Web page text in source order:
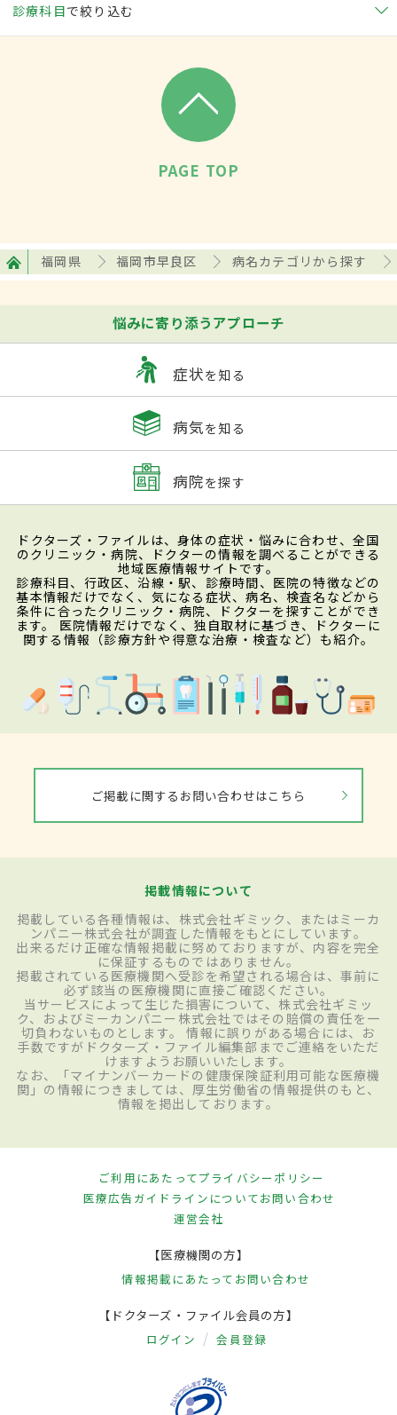
診療科目で絞り込む
PAGE TOP
福岡県 福岡市早良区 病名カテゴリから探す
悩みに寄り添うアプローチ
症状を知る
病気を知る
病院を探す
ドクターズ・ファイルは、身体の症状・悩みに合わせ、全国
のクリニック・病院、ドクターの情報を調べることができる
地域医療情報サイトです。
診療科目、行政区、沿線・駅、診療時間、医院の特徴などの
基本情報だけでなく、気になる症状、病名、検査名などから
条件に合ったクリニック・病院、ドクターを探すことができ
ます。 医院情報だけでなく、独自取材に基づき、ドクターに
関する情報（診療方針や得意な治療・検査など）も紹介。
ご掲載に関するお問い合わせはこちら
掲載情報について
掲載している各種情報は、株式会社ギミック、またはミーカ
ンパニー株式会社が調査した情報をもとにしています。
出来るだけ正確な情報掲載に努めておりますが、内容を完全
に保証するものではありません。
掲載されている医療機関へ受診を希望される場合は、事前に
必ず該当の医療機関に直接ご確認ください。
当サービスによって生じた損害について、株式会社ギミッ
ク、およびミーカンパニー株式会社ではその賠償の責任を一
切負わないものとします。 情報に誤りがある場合には、お
手数ですがドクターズ・ファイル編集部までご連絡をいただ
けますようお願いいたします。
なお、「マイナンバーカードの健康保険証利用可能な医療機
関」の情報につきましては、厚生労働省の情報提供のもと、
情報を掲出しております。
ご利用にあたってプライバシーポリシー
医療広告ガイドラインについてお問い合わせ
運営会社
【医療機関の方】
情報掲載にあたって お問い合わせ
【ドクターズ・ファイル会員の方】
ログイン 会員登録